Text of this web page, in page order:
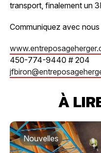
transport, finalement un
Communiquez avec
450-774-9440 # 204
À
Nouvelles